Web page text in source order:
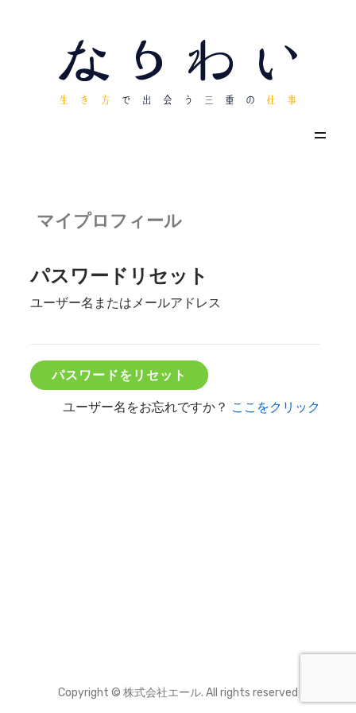
マイプロフィール
パスワードリセット
ユーザー名またはメールアドレス
ユーザー名をお忘れですか？ ここをクリック
Copyright © 株式会社エール. All rights reserved